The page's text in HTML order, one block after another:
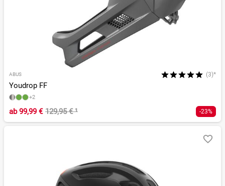
ABUS (3)*
Youdrop FF
+2
ab99,99 € 129,95 €¹ -23%